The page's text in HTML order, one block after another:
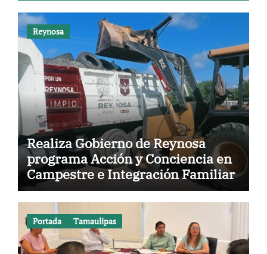
Reynosa
Realiza Gobierno de Reynosa
programa Acción y Conciencia en
Campestre e Integración Familiar
Portada Tamaulipas